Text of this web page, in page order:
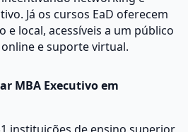
Já os cursos EaD oferecem
e local, acessíveis a um público
e suporte virtual.
MBA Executivo em